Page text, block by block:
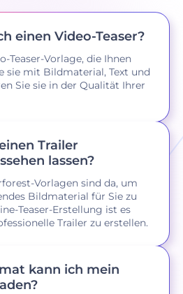
einen Video-Teaser?
Teaser-Vorlage, die Ihnen
sie mit Bildmaterial, Text und
Sie sie in der Qualität Ihrer
Trailer
lassen?
Vorlagen sind da, um
Bildmaterial für Sie zu
Teaser-Erstellung ist es
Trailer zu erstellen.
kann ich mein